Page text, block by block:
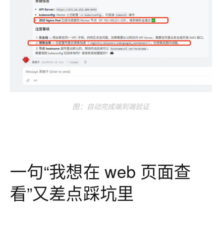
图：自动完成端到端验证
一句“我想在 web 页面查
看”又差点踩坑里